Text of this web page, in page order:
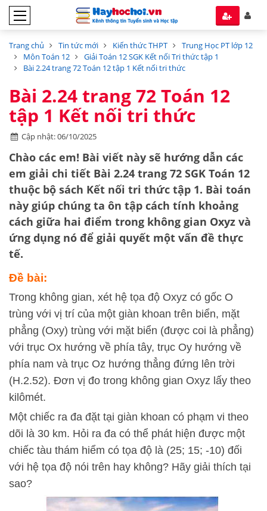
Trang chủ Tin tức mới Kiến thức THPT
Trung Học PT lớp 12
Môn Toán 12
Giải Toán 12 SGK Kết nối Tri thức tập 1
Bài 2.24 trang 72 Toán 12 tập 1 Kết nối tri thức
Bài 2.24 trang 72 Toán 12
tập 1 Kết nối tri thức
Cập nhật: 06/10/2025
Chào các em! Bài viết này sẽ hướng dẫn các
em giải chi tiết Bài 2.24 trang 72 SGK Toán 12
thuộc bộ sách Kết nối tri thức tập 1. Bài toán
này giúp chúng ta ôn tập cách tính khoảng
cách giữa hai điểm trong không gian Oxyz và
ứng dụng nó để giải quyết một vấn đề thực
tế.
Đề bài:
Trong không gian, xét hệ tọa độ Oxyz có gốc O
trùng với vị trí của một giàn khoan trên biển, mặt
phẳng (Oxy) trùng với mặt biển (được coi là phẳng)
với trục Ox hướng về phía tây, trục Oy hướng về
phía nam và trục Oz hướng thẳng đứng lên trời
(H.2.52). Đơn vị đo trong không gian Oxyz lấy theo
kilômét.
Một chiếc ra đa đặt tại giàn khoan có phạm vi theo
dõi là 30 km. Hỏi ra đa có thể phát hiện được một
chiếc tàu thám hiểm có tọa độ là (25; 15; -10) đối
với hệ tọa độ nói trên hay không? Hãy giải thích tại
sao?